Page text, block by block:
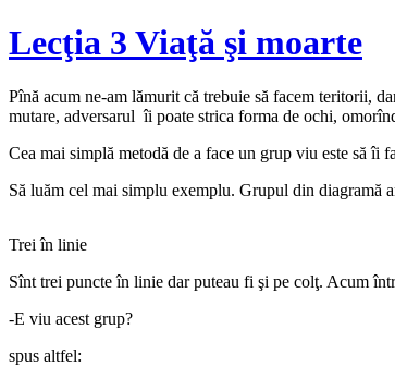
Lecţia 3 Viaţă şi moarte
Pînă acum ne-am lămurit că trebuie să facem teritorii,
mutare, adversarul îi poate strica forma de ochi,
Cea mai simplă metodă de a face un grup viu este să îi
Să luăm cel mai simplu exemplu. Grupul din diagramă
Trei în linie
Sînt trei puncte în linie dar puteau fi şi pe colţ. Acum
-E viu acest grup?
spus altfel: